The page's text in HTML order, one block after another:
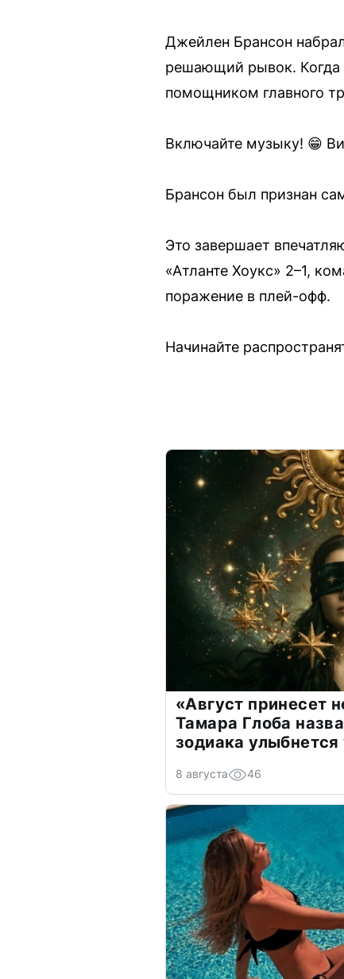
Джейлен Брансон
решающий рывок. Когда
помощником главного
Включайте музыку! 😁
Брансон был признан
Это завершает
«Атланте Хоукс» 2–1,
поражение в плей-офф.
Начинайте
«Август принесет
Тамара Глоба
зодиака улыбнется
8 августа 46